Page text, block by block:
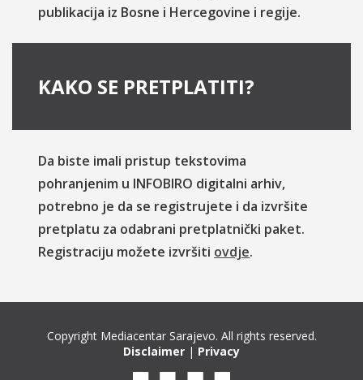
publikacija iz Bosne i Hercegovine i regije.
KAKO SE PRETPLATITI?
Da biste imali pristup tekstovima
pohranjenim u INFOBIRO digitalni arhiv,
potrebno je da se registrujete i da izvršite
pretplatu za odabrani pretplatnički paket.
Registraciju možete izvršiti ovdje.
Copyright Mediacentar Sarajevo. All rights reserved.
Disclaimer | Privacy